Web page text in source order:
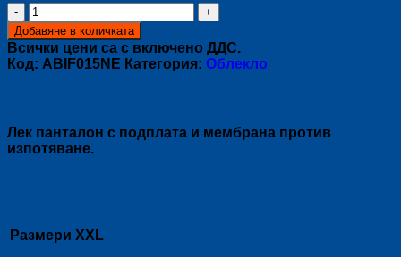
количество
за
Рибарски
панталон
с
Добавяне в количката
Всички цени са с включено ДДС.
Код: ABIF015NE Категория: Облекло
Лек панталон с подплата и мембрана против
изпотяване.
Размери XXL